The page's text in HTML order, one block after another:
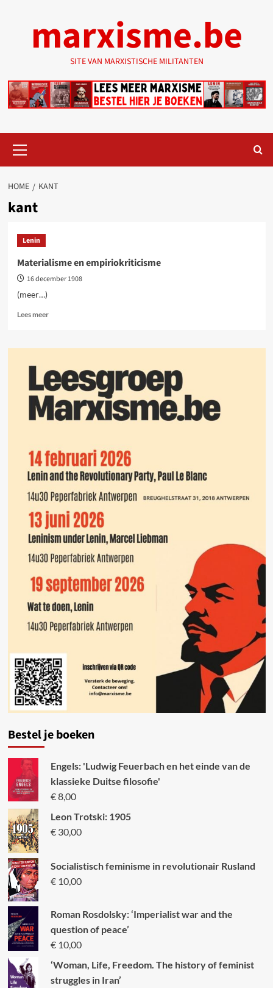
marxisme.be
SITE VAN MARXISTISCHE MILITANTEN
menu
HOME KANT
kant
Lenin
Materialisme en empiriokriticisme
16 december 1908
(meer…)
Lees meerLees
Materialisme
empiriokriticisme
Bestel je boeken
Engels: 'Ludwig Feuerbach en het einde van de
klassieke Duitse filosofie'
€8,00
Leon Trotski: 1905
€30,00
Socialistisch feminisme in revolutionair Rusland
€10,00
Roman Rosdolsky: ‘Imperialist war and the
question of peace’
€10,00
‘Woman, Life, Freedom. The history of feminist
struggles in Iran’